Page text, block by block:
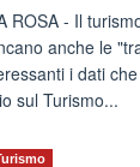
ROSA - Il
anche le
i dati
sul Turismo...